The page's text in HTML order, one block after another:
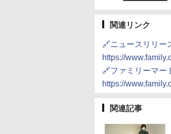
関連リンク
🔗ニュースリリー
https://
🔗ファミリーマー
https://
関連記事